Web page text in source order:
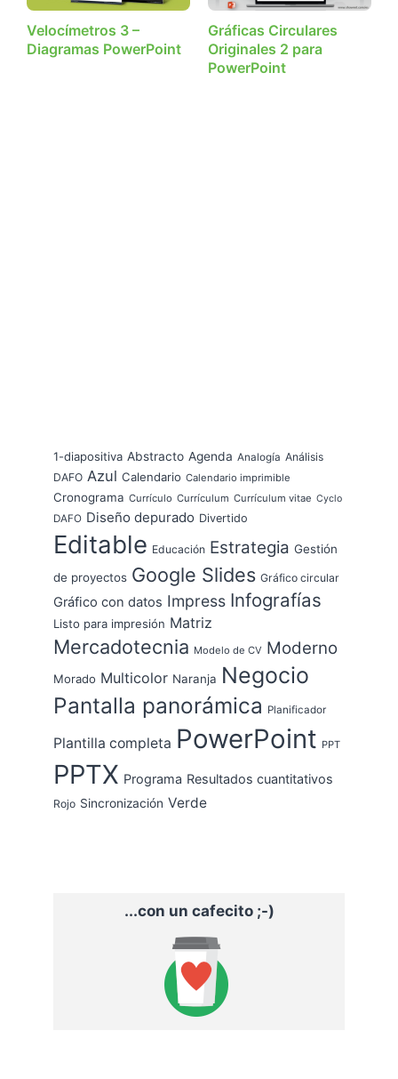
Velocímetros 3 –
Diagramas PowerPoint
Gráficas Circulares
Originales 2 para
PowerPoint
1-diapositiva Abstracto Agenda Analogía Análisis
DAFO Azul Calendario Calendario imprimible
Cronograma Currículo Currículum Currículum vitae Cyclo
DAFO Diseño depurado Divertido
Editable Educación Estrategia Gestión
de proyectos Google Slides Gráfico circular
Gráfico con datos Impress Infografías
Listo para impresión Matriz
Mercadotecnia Modelo de CV Moderno
Morado Multicolor Naranja Negocio
Pantalla panorámica Planificador
Plantilla completa PowerPoint PPT
PPTX Programa Resultados cuantitativos
Rojo Sincronización Verde
...con un cafecito ;-)